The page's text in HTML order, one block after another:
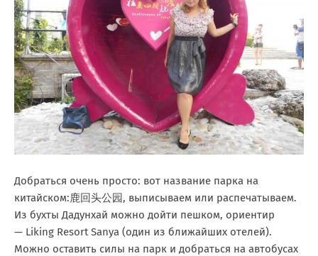
Добраться очень просто: вот название парка на
китайском:鹿回头公园, выписываем или распечатываем.
Из бухты Дадунхай можно дойти пешком, ориентир
— Liking Resort Sanya (один из ближайших отелей).
Можно оставить силы на парк и добраться на автобусах